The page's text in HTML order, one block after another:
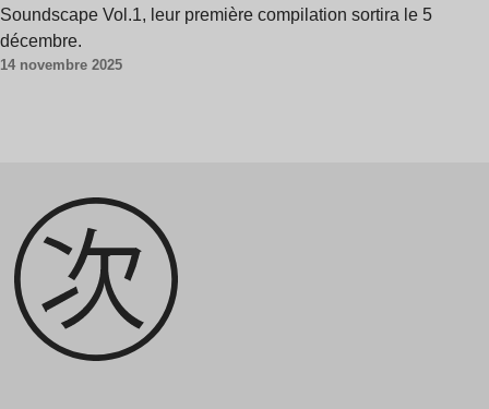
Soundscape Vol.1, leur première compilation sortira le 5
décembre.
14 novembre 2025